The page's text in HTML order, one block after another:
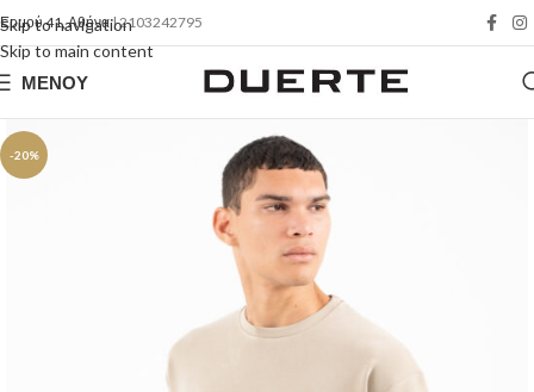
Skip to navigation
Skip to main content
Ερμού 41, Αθήνα| 2103242795
ΜΕΝΟΎ
-20%